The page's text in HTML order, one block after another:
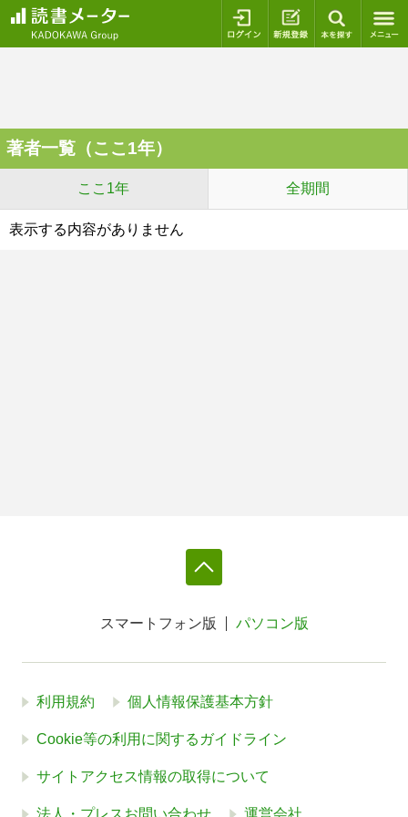
ログイン 新規登録
著者一覧（ここ1年）
ここ1年 全期間
表示する内容がありません
スマートフォン版 パソコン版
利用規約 個人情報保護基本方針
Cookie等の利用に関するガイドライン
サイトアクセス情報の取得について
法人・プレスお問い合わせ 運営会社